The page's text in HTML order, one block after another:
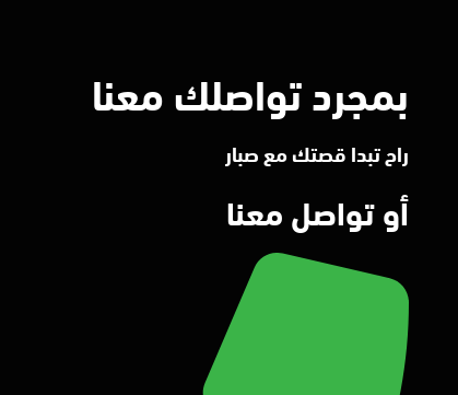
بمجرد تواصلك معنا
راح تبدا قصتك مع صبار
أو تواصل معنا